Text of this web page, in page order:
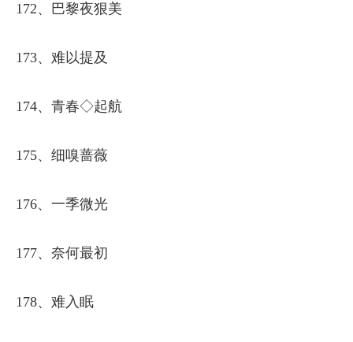
172、巴黎夜狠美
173、难以提及
174、青春◇起航
175、细嗅蔷薇
176、一季微光
177、奈何最初
178、难入眠